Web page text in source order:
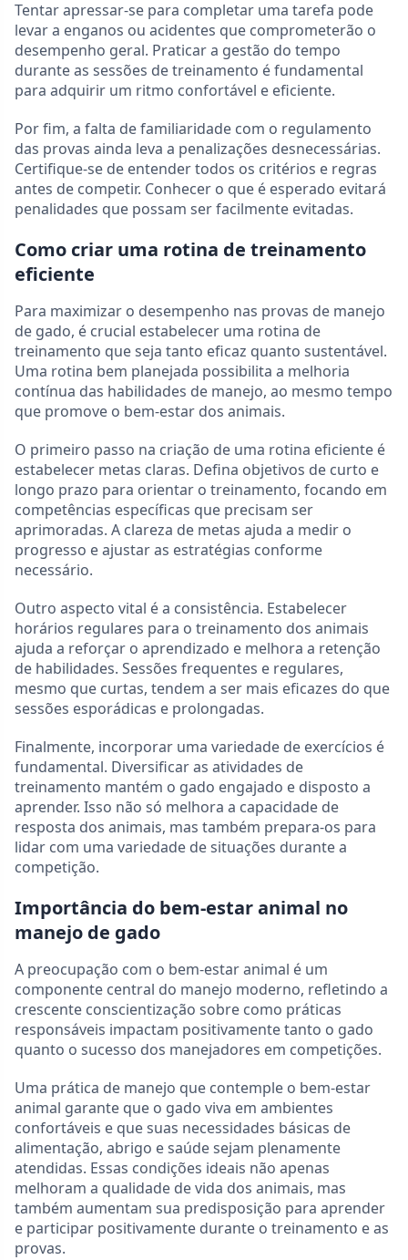
Tentar apressar-se para completar uma tarefa pode
levar a enganos ou acidentes que comprometerão o
desempenho geral. Praticar a gestão do tempo
durante as sessões de treinamento é fundamental
para adquirir um ritmo confortável e eficiente.
Por fim, a falta de familiaridade com o regulamento
das provas ainda leva a penalizações desnecessárias.
Certifique-se de entender todos os critérios e regras
antes de competir. Conhecer o que é esperado evitará
penalidades que possam ser facilmente evitadas.
Como criar uma rotina de treinamento
eficiente
Para maximizar o desempenho nas provas de manejo
de gado, é crucial estabelecer uma rotina de
treinamento que seja tanto eficaz quanto sustentável.
Uma rotina bem planejada possibilita a melhoria
contínua das habilidades de manejo, ao mesmo tempo
que promove o bem-estar dos animais.
O primeiro passo na criação de uma rotina eficiente é
estabelecer metas claras. Defina objetivos de curto e
longo prazo para orientar o treinamento, focando em
competências específicas que precisam ser
aprimoradas. A clareza de metas ajuda a medir o
progresso e ajustar as estratégias conforme
necessário.
Outro aspecto vital é a consistência. Estabelecer
horários regulares para o treinamento dos animais
ajuda a reforçar o aprendizado e melhora a retenção
de habilidades. Sessões frequentes e regulares,
mesmo que curtas, tendem a ser mais eficazes do que
sessões esporádicas e prolongadas.
Finalmente, incorporar uma variedade de exercícios é
fundamental. Diversificar as atividades de
treinamento mantém o gado engajado e disposto a
aprender. Isso não só melhora a capacidade de
resposta dos animais, mas também prepara-os para
lidar com uma variedade de situações durante a
competição.
Importância do bem-estar animal no
manejo de gado
A preocupação com o bem-estar animal é um
componente central do manejo moderno, refletindo a
crescente conscientização sobre como práticas
responsáveis impactam positivamente tanto o gado
quanto o sucesso dos manejadores em competições.
Uma prática de manejo que contemple o bem-estar
animal garante que o gado viva em ambientes
confortáveis e que suas necessidades básicas de
alimentação, abrigo e saúde sejam plenamente
atendidas. Essas condições ideais não apenas
melhoram a qualidade de vida dos animais, mas
também aumentam sua predisposição para aprender
e participar positivamente durante o treinamento e as
provas.